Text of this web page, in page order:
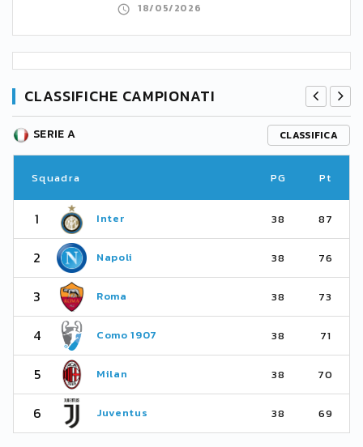
18/05/2026
CLASSIFICHE CAMPIONATI
SERIE A CLASSIFICA
Squadra PG Pt
1 Inter 38 87
2 Napoli 38 76
3 Roma 38 73
4 Como 1907 38 71
5 Milan 38 70
6 Juventus 38 69